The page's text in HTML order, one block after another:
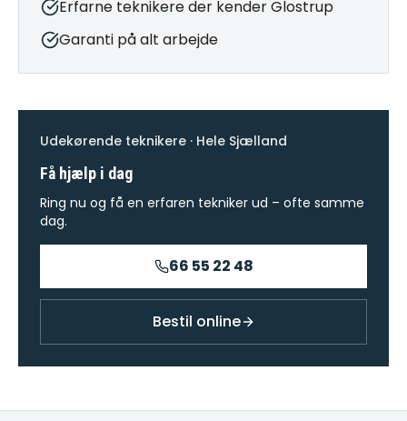
Erfarne teknikere der kender Glostrup
Garanti på alt arbejde
Udekørende teknikere · Hele Sjælland
Få hjælp i dag
Ring nu og få en erfaren tekniker ud – ofte samme
dag.
66 55 22 48
Bestil online